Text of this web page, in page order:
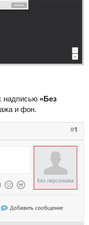
надписью «Без
и фон.